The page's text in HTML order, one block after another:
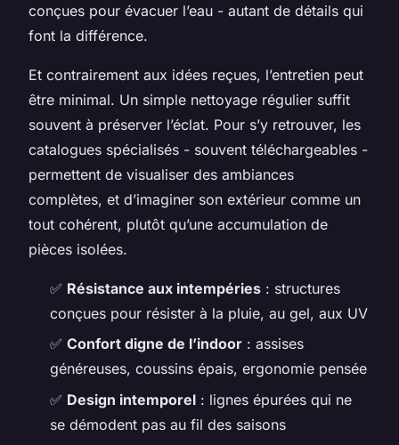
conçues pour évacuer l’eau - autant de détails qui
font la différence.
Et contrairement aux idées reçues, l’entretien peut
être minimal. Un simple nettoyage régulier suffit
souvent à préserver l’éclat. Pour s’y retrouver, les
catalogues spécialisés - souvent téléchargeables -
permettent de visualiser des ambiances
complètes, et d’imaginer son extérieur comme un
tout cohérent, plutôt qu’une accumulation de
pièces isolées.
✅ Résistance aux intempéries : structures
conçues pour résister à la pluie, au gel, aux UV
✅ Confort digne de l’indoor : assises
généreuses, coussins épais, ergonomie pensée
✅ Design intemporel : lignes épurées qui ne
se démodent pas au fil des saisons